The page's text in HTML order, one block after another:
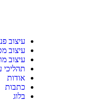
עיצוב
עיצוב
עיצוב
תהליכי
אודות
כתבות
בלוג